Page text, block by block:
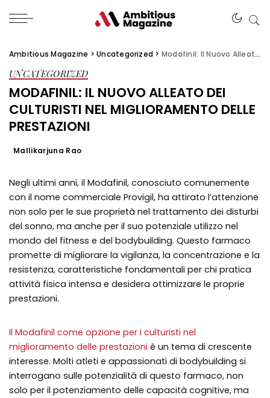
Ambitious Magazine >Uncategorized > Modafinil: Il Nuovo Alleato dei Culturisti nel Miglioramento delle Prestazioni
UNCATEGORIZED
MODAFINIL: IL NUOVO ALLEATO DEI
CULTURISTI NEL MIGLIORAMENTO DELLE
PRESTAZIONI
Mallikarjuna Rao
Negli ultimi anni, il Modafinil, conosciuto comunemente
con il nome commerciale Provigil, ha attirato l’attenzione
non solo per le sue proprietà nel trattamento dei disturbi
del sonno, ma anche per il suo potenziale utilizzo nel
mondo del fitness e del bodybuilding. Questo farmaco
promette di migliorare la vigilanza, la concentrazione e la
resistenza, caratteristiche fondamentali per chi pratica
attività fisica intensa e desidera ottimizzare le proprie
prestazioni.
Il Modafinil come opzione per i culturisti nel
miglioramento delle prestazioni è un tema di crescente
interesse. Molti atleti e appassionati di bodybuilding si
interrogano sulle potenzialità di questo farmaco, non
solo per il potenziamento delle capacità cognitive, ma